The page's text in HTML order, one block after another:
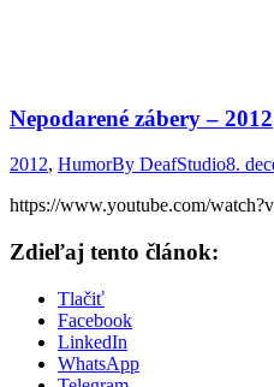
Nepodarené zábery – 2012
2012, HumorBy DeafStudio8.
https://www.youtube.com/
Zdieľaj tento článok:
Tlačiť
Facebook
LinkedIn
WhatsApp